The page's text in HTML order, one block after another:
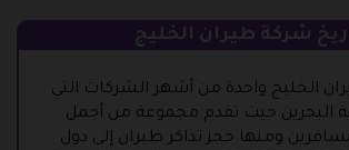
شركة طيران الخليج
الخليج واحدة من أشهر الشركات التي
البحرين حيث تقدم مجموعة من أجمل
ومنها حجز تذاكر طيران إلى دول